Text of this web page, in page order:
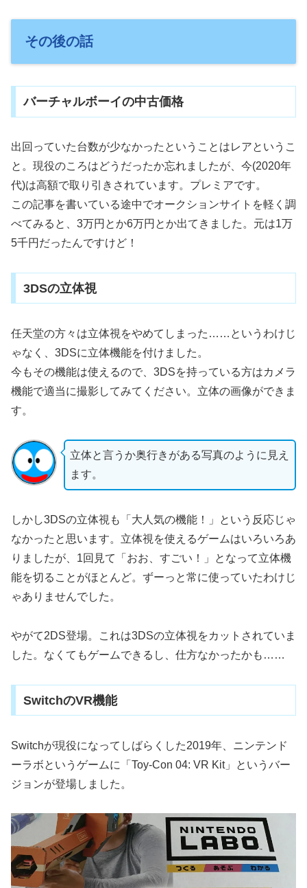
その後の話
バーチャルボーイの中古価格
出回っていた台数が少なかったということはレアというこ
と。現役のころはどうだったか忘れましたが、今(2020年
代)は高額で取り引きされています。プレミアです。
この記事を書いている途中でオークションサイトを軽く調
べてみると、3万円とか6万円とか出てきました。元は1万
5千円だったんですけど！
3DSの立体視
任天堂の方々は立体視をやめてしまった……というわけじ
ゃなく、3DSに立体機能を付けました。
今もその機能は使えるので、3DSを持っている方はカメラ
機能で適当に撮影してみてください。立体の画像ができま
す。
立体と言うか奥行きがある写真のように見え
ます。
しかし3DSの立体視も「大人気の機能！」という反応じゃ
なかったと思います。立体視を使えるゲームはいろいろあ
りましたが、1回見て「おお、すごい！」となって立体機
能を切ることがほとんど。ずーっと常に使っていたわけじ
ゃありませんでした。
やがて2DS登場。これは3DSの立体視をカットされていま
した。なくてもゲームできるし、仕方なかったかも……
SwitchのVR機能
Switchが現役になってしばらくした2019年、ニンテンド
ーラボというゲームに「Toy-Con 04: VR Kit」というバー
ジョンが登場しました。